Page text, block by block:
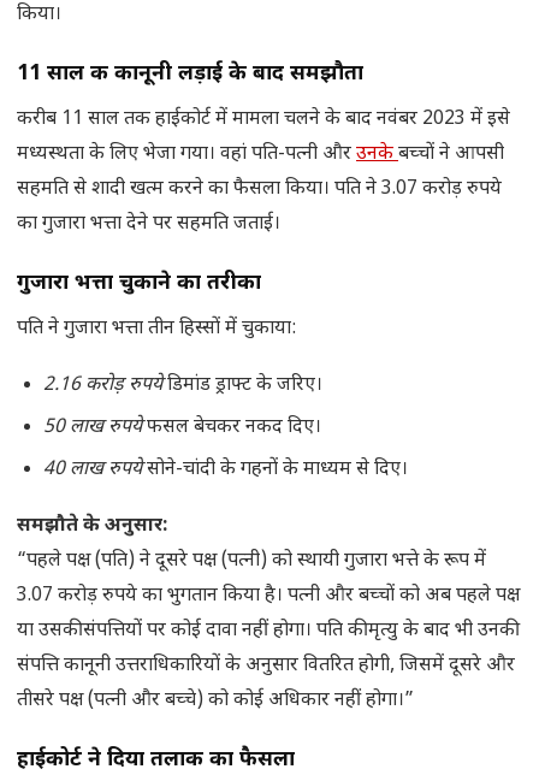
किया।
11 साल की कानूनी लड़ाई के बाद समझौता
करीब 11 साल तक हाईकोर्ट में मामला चलने के बाद नवंबर 2023 में इसे
मध्यस्थता के लिए भेजा गया। वहां पति-पत्नी औरउनकेबच्चों ने आपसी
सहमति से शादी खत्म करने का फैसला किया। पति ने 3.07 करोड़ रुपये
का गुजारा भत्ता देने पर सहमति जताई।
गुजारा भत्ता चुकाने का तरीका
पति ने गुजारा भत्ता तीन हिस्सों में चुकाया:
2.16 करोड़ रुपयेडिमांड ड्राफ्ट के जरिए।
50 लाख रुपयेफसल बेचकर नकद दिए।
40 लाख रुपयेसोने-चांदी के गहनों के माध्यम से दिए।
समझौते के अनुसार:
“पहले पक्ष (पति) ने दूसरे पक्ष (पत्नी) को स्थायी गुजारा भत्ते के रूप में
3.07 करोड़ रुपये का भुगतान किया है। पत्नी और बच्चों को अब पहले पक्ष
या उसकी संपत्तियों पर कोई दावा नहीं होगा। पति की मृत्यु के बाद भी उनकी
संपत्ति कानूनी उत्तराधिकारियों के अनुसार वितरित होगी, जिसमें दूसरे और
तीसरे पक्ष (पत्नी और बच्चे) को कोई अधिकार नहीं होगा।”
हाईकोर्ट ने दिया तलाक का फैसला